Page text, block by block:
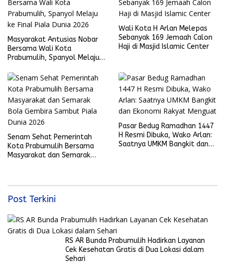
Masyarakat Antusias Nobar
Bersama Wali Kota
Prabumulih, Spanyol Melaju
Wali Kota H Arlan Melepas
Sebanyak 169 Jemaah Calon
Haji di Masjid Islamic Center
Senam Sehat Pemerintah
Kota Prabumulih Bersama
Masyarakat dan Semarak
Pasar Bedug Ramadhan 1447
H Resmi Dibuka, Wako Arlan:
Saatnya UMKM Bangkit dan
Post Terkini
RS AR Bunda Prabumulih Hadirkan Layanan
Cek Kesehatan Gratis di Dua Lokasi dalam
Sehari